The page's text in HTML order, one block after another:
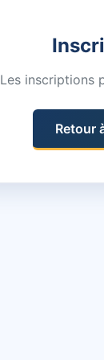
Les inscriptions
Retour